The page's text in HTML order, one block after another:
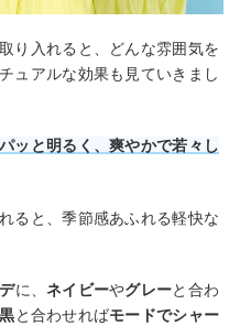
り入れると、どんな雰囲気を
ュアルな効果も見ていきまし
ッと明るく、爽やかで若々し
ると、季節感あふれる軽快な
に、ネイビーやグレーと合わ
黒と合わせればモードでシャー